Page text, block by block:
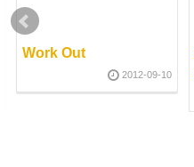
Work Out
2012-09-10